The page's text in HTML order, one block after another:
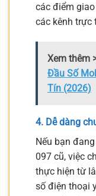
các điểm
các kênh trực
Xem thêm
Đầu Số
Tín (2026)
4. Dễ dàng
Nếu bạn
097 cũ, việc
thực hiện từ
số điện thoại